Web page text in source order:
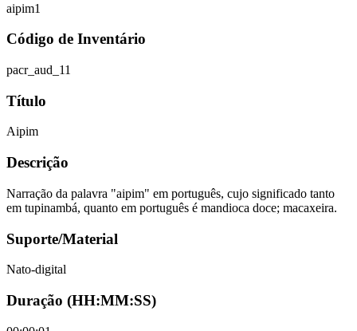
aipim1
Código de Inventário
pacr_aud_11
Título
Aipim
Descrição
Narração da palavra "aipim" em português, cujo significado tanto
em tupinambá, quanto em português é mandioca doce; macaxeira.
Suporte/Material
Nato-digital
Duração (HH:MM:SS)